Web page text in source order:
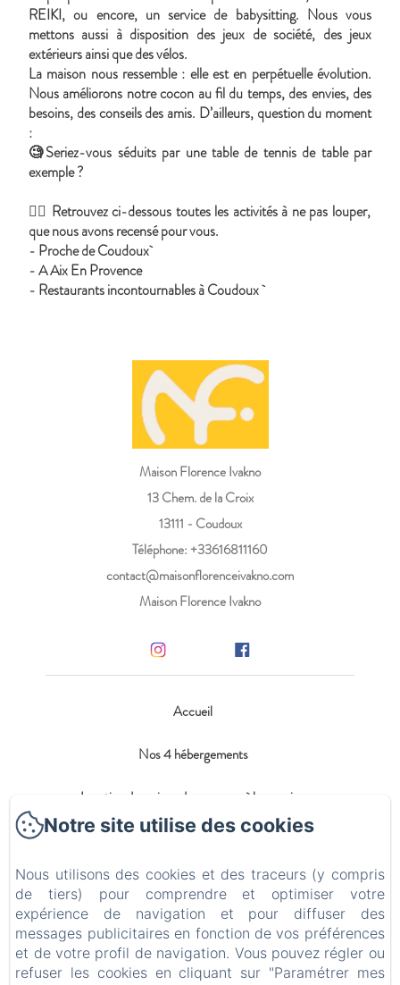
REIKI, ou encore, un service de babysitting. Nous vous
mettons aussi à disposition des jeux de société, des jeux
extérieurs ainsi que des vélos.
La maison nous ressemble : elle est en perpétuelle évolution.
Nous améliorons notre cocon au fil du temps, des envies, des
besoins, des conseils des amis. D’ailleurs, question du moment
:
🧐Seriez-vous séduits par une table de tennis de table par
exemple ?
👉🏼 Retrouvez ci-dessous toutes les activités à ne pas louper,
que nous avons recensé pour vous.
- Proche de Coudoux
-A Aix En Provence
- Restaurants incontournables à Coudoux
Maison Florence Ivakno
13 Chem. de la Croix
13111 - Coudoux
Téléphone: +33616811160
contact@maisonflorenceivakno.com
Maison Florence Ivakno
Accueil
Nos 4 hébergements
Location de maison de vacances à la semaine
Contact
Politique de confidentialité
Informations légales
Notre site utilise des cookies
Nous utilisons des cookies et des traceurs (y compris
de tiers) pour comprendre et optimiser votre
expérience de navigation et pour diffuser des
messages publicitaires en fonction de vos préférences
et de votre profil de navigation. Vous pouvez régler ou
refuser les cookies en cliquant sur "Paramétrer mes